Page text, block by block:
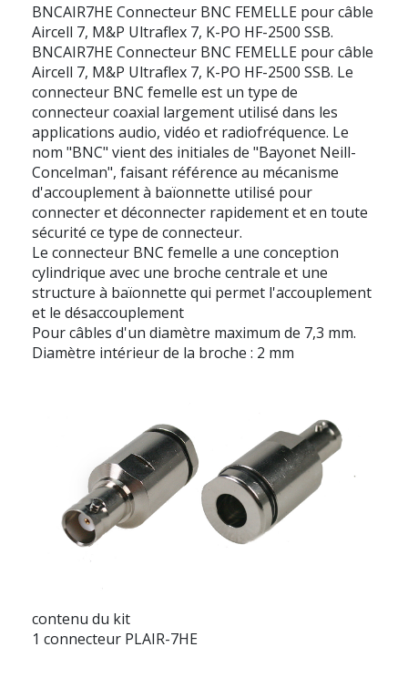
BNCAIR7HE Connecteur BNC FEMELLE pour câble
Aircell 7, M&P Ultraflex 7, K-PO HF-2500 SSB.
BNCAIR7HE Connecteur BNC FEMELLE pour câble
Aircell 7, M&P Ultraflex 7, K-PO HF-2500 SSB. Le
connecteur BNC femelle est un type de
connecteur coaxial largement utilisé dans les
applications audio, vidéo et radiofréquence. Le
nom "BNC" vient des initiales de "Bayonet Neill-
Concelman", faisant référence au mécanisme
d'accouplement à baïonnette utilisé pour
connecter et déconnecter rapidement et en toute
sécurité ce type de connecteur.
Le connecteur BNC femelle a une conception
cylindrique avec une broche centrale et une
structure à baïonnette qui permet l'accouplement
et le désaccouplement
Pour câbles d'un diamètre maximum de 7,3 mm.
Diamètre intérieur de la broche : 2 mm
contenu du kit
1 connecteur PLAIR-7HE